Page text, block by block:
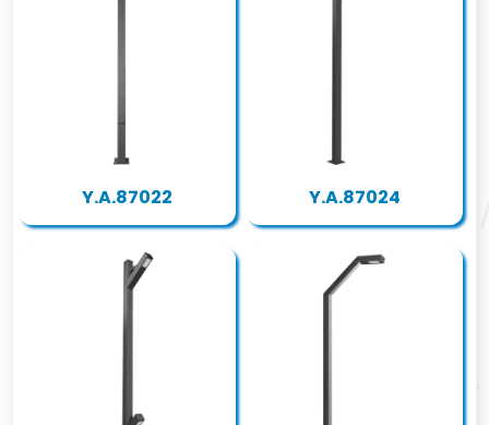
Y.A.87022 Y.A.87024